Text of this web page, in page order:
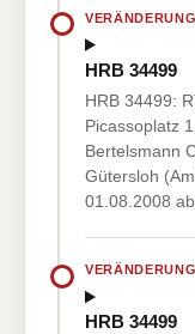
HRB 34499
HRB 34499:
Picassoplatz
Bertelsmann
Gütersloh
01.08.2008
HRB 34499